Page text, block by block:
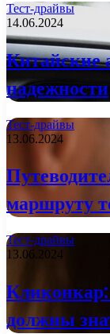
Тест-драйвы
14.06.2024
Китайские
надежности
Тест-драйвы
13.06.2024
маршруту
Тест-драйвы
13.06.2024
должны